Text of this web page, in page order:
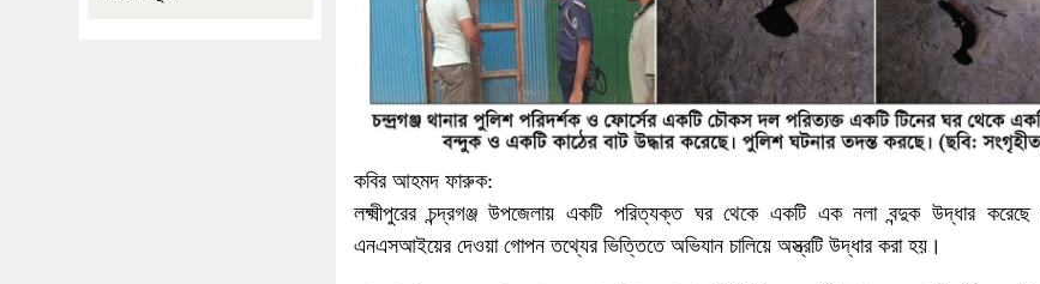
কবির আহমদ ফারুক:
লক্ষ্মীপুরের চন্দ্রগঞ্জ উপজেলায় একটি পরিত্যক্ত ঘর থেকে একটি এক নলা বন্দুক উদ্ধার
এনএসআইয়ের দেওয়া গোপন তথ্যের ভিত্তিতে অভিযান চালিয়ে অস্ত্রটি উদ্ধার করা হয়।